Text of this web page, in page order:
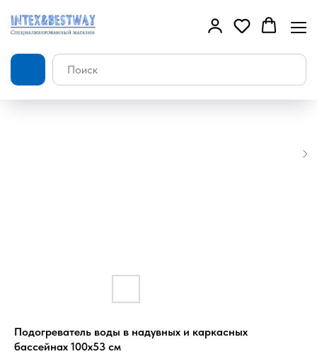
Подогреватель воды в надувных и каркасных
бассейнах 100x53 см